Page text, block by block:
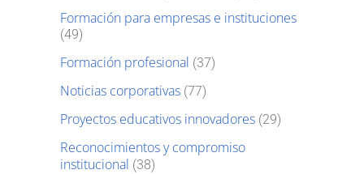
Formación para empresas e instituciones
(49)
Formación profesional (37)
Noticias corporativas (77)
Proyectos educativos innovadores (29)
Reconocimientos y compromiso
institucional (38)